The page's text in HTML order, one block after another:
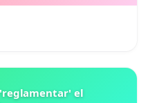
'reglamentar' el